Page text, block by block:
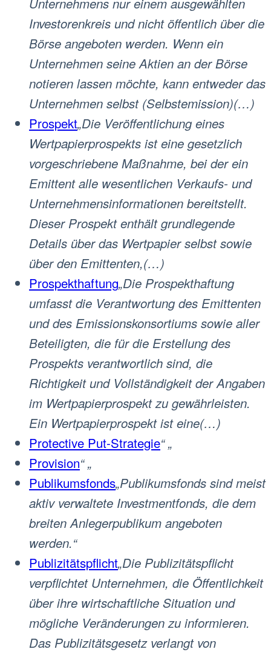
Investorenkreis und nicht öffentlich über die
Börse angeboten werden. Wenn ein
Unternehmen seine Aktien an der Börse
notieren lassen möchte, kann entweder das
Unternehmen selbst (Selbstemission)(…)
Prospekt„Die Veröffentlichung eines
Wertpapierprospekts ist eine gesetzlich
vorgeschriebene Maßnahme, bei der ein
Emittent alle wesentlichen Verkaufs- und
Unternehmensinformationen bereitstellt.
Dieser Prospekt enthält grundlegende
Details über das Wertpapier selbst sowie
über den Emittenten,(…)
Prospekthaftung„Die Prospekthaftung
umfasst die Verantwortung des Emittenten
und des Emissionskonsortiums sowie aller
Beteiligten, die für die Erstellung des
Prospekts verantwortlich sind, die
Richtigkeit und Vollständigkeit der Angaben
im Wertpapierprospekt zu gewährleisten.
Ein Wertpapierprospekt ist eine(…)
Protective Put-Strategie“ „
Provision“ „
Publikumsfonds„Publikumsfonds sind meist
aktiv verwaltete Investmentfonds, die dem
breiten Anlegerpublikum angeboten
werden.“
Publizitätspflicht„Die Publizitätspflicht
verpflichtet Unternehmen, die Öffentlichkeit
über ihre wirtschaftliche Situation und
mögliche Veränderungen zu informieren.
Das Publizitätsgesetz verlangt von